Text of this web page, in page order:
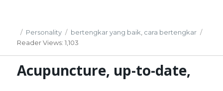
Posted
on
Categories
Personality Tags
bertengkar yang baik cara bertengkar
ReaderViews: 1,103
Acupuncture, up-to-date,